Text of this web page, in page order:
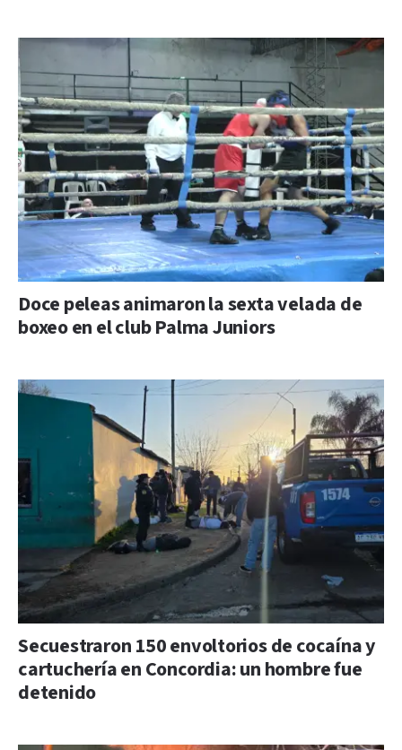
Doce peleas animaron la sexta velada de
boxeo en el club Palma Juniors
Secuestraron 150 envoltorios de cocaína y
cartuchería en Concordia: un hombre fue
detenido